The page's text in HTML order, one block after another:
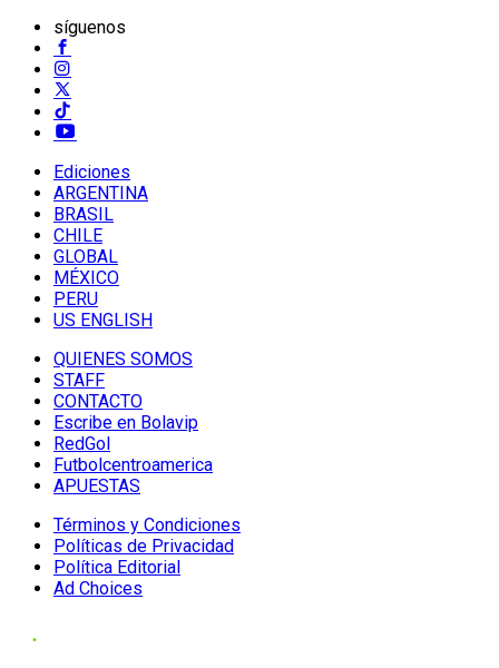
síguenos
Ediciones
ARGENTINA
BRASIL
CHILE
GLOBAL
MÉXICO
PERU
US ENGLISH
QUIENES SOMOS
STAFF
CONTACTO
Escribe en Bolavip
RedGol
Futbolcentroamerica
APUESTAS
Términos y Condiciones
Políticas de Privacidad
Política Editorial
Ad Choices